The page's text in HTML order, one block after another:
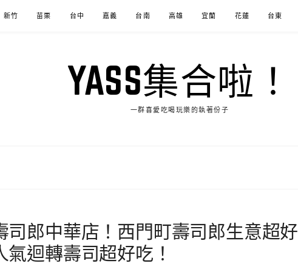
新竹 苗栗 台中 嘉義 台南 高雄 宜蘭 花蓮 台東
YASS集合啦！
一群喜愛吃喝玩樂的執著份子
司郎中華店！西門町壽司郎生意超好
迴轉壽司超好吃！